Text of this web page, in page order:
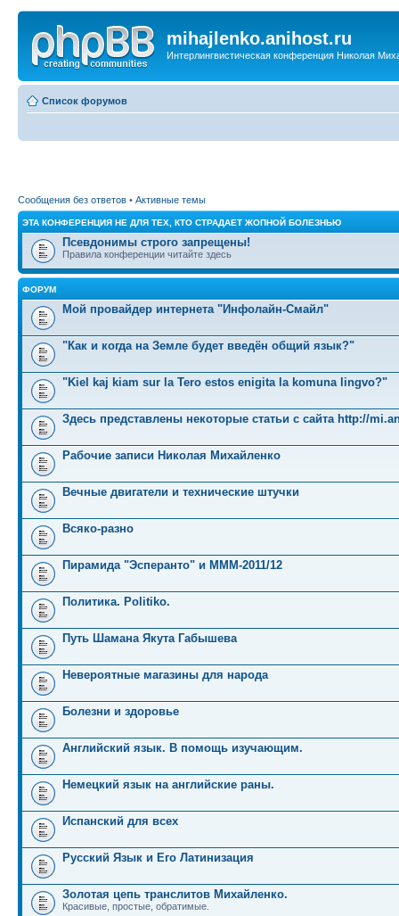
mihajlenko.anihost.ru
Интерлингвистическая конференция Николая
Список форумов
Сообщения без ответов • Активные темы
ЭТА КОНФЕРЕНЦИЯ НЕ ДЛЯ ТЕХ, КТО СТРАДАЕТ ЖОПНОЙ БОЛЕЗНЬЮ
Псевдонимы строго запрещены!
Правила конференции читайте здесь
ФОРУМ
Мой провайдер интернета "Инфолайн-Смайл"
"Как и когда на Земле будет введён общий язык?"
"Kiel kaj kiam sur la Tero estos enigita la komuna lingvo?"
Здесь представлены некоторые статьи с сайта http://
Рабочие записи Николая Михайленко
Вечные двигатели и технические штучки
Всяко-разно
Пирамида "Эсперанто" и MMM-2011/12
Политика. Politiko.
Путь Шамана Якута Габышева
Невероятные магазины для народа
Болезни и здоровье
Английский язык. В помощь изучающим.
Немецкий язык на английские раны.
Испанский для всех
Русский Язык и Его Латинизация
Золотая цепь транслитов Михайленко.
Красивые, простые, обратимые.